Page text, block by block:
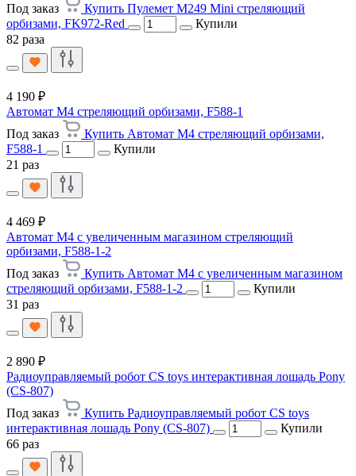
Под заказ
Купить Пулемет M249 Mini стреляющий
орбизами, FK972-Red
Купили
82 раза
4 190 ₽
Автомат M4 стреляющий орбизами, F588-1
Под заказ
Купить Автомат M4 стреляющий орбизами,
F588-1
Купили
21 раз
4 469 ₽
Автомат M4 с увеличенным магазином стреляющий
орбизами, F588-1-2
Под заказ
Купить Автомат M4 с увеличенным магазином
стреляющий орбизами, F588-1-2
Купили
31 раз
2 890 ₽
Радиоуправляемый робот CS toys интерактивная лошадь Pony
(CS-807)
Под заказ
Купить Радиоуправляемый робот CS toys
интерактивная лошадь Pony (CS-807)
Купили
66 раз